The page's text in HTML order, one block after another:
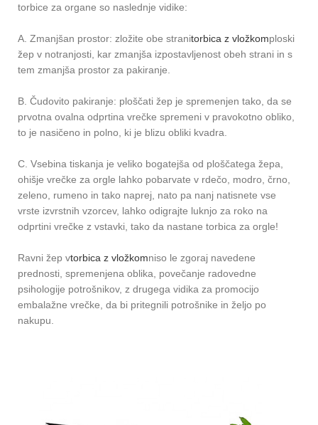
torbice za organe so naslednje vidike:
A. Zmanjšan prostor: zložite obe stranitorbica z vložkomploski
žep v notranjosti, kar zmanjša izpostavljenost obeh strani in s
tem zmanjša prostor za pakiranje.
B. Čudovito pakiranje: ploščati žep je spremenjen tako, da se
prvotna ovalna odprtina vrečke spremeni v pravokotno obliko,
to je nasičeno in polno, ki je blizu obliki kvadra.
C. Vsebina tiskanja je veliko bogatejša od ploščatega žepa,
ohišje vrečke za orgle lahko pobarvate v rdečo, modro, črno,
zeleno, rumeno in tako naprej, nato pa nanj natisnete vse
vrste izvrstnih vzorcev, lahko odigrajte luknjo za roko na
odprtini vrečke z vstavki, tako da nastane torbica za orgle!
Ravni žep vtorbica z vložkomniso le zgoraj navedene
prednosti, spremenjena oblika, povečanje radovedne
psihologije potrošnikov, z drugega vidika za promocijo
embalažne vrečke, da bi pritegnili potrošnike in željo po
nakupu.